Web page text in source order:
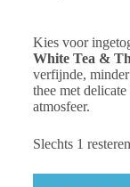
Kies voor
White Tea &
verfijnde,
thee met
atmosfeer.
Slechts 1